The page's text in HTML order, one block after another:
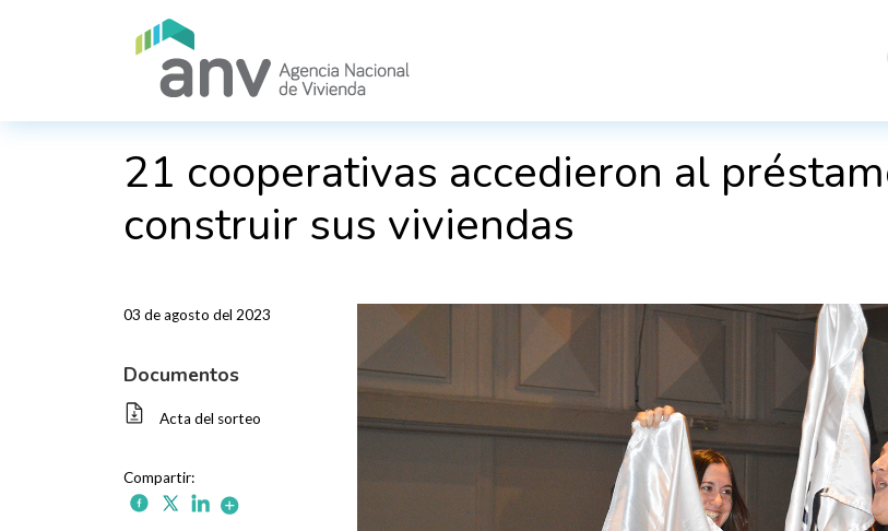
21 cooperativas accedieron al
construir sus viviendas
03 de agosto del 2023
Documentos
Acta del sorteo